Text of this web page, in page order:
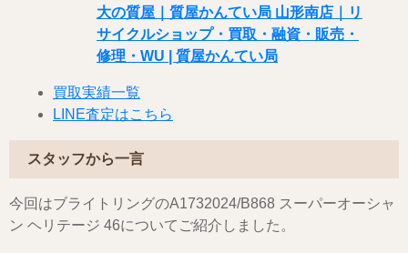
大の質屋｜質屋かんてい局 山形南店｜リ
サイクルショップ・買取・融資・販売・
修理・WU | 質屋かんてい局
買取実績一覧
LINE査定はこちら
スタッフから一言
今回はブライトリングのA1732024/B868 スーパーオーシャ
ン ヘリテージ 46についてご紹介しました。